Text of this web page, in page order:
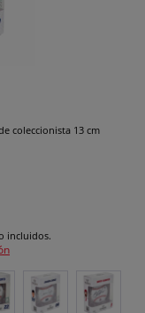
coleccionista 13 cm
incluidos.